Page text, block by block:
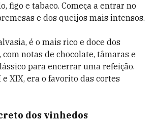
figo e tabaco. Começa a entrar no
e dos queijos mais intensos.
é o mais rico e doce dos
notas de chocolate, tâmaras e
para encerrar uma refeição.
e XIX, era o favorito das cortes
dos vinhedos